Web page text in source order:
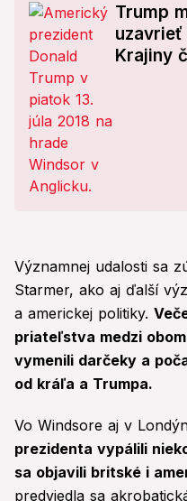
Trump
Krajiny
Významnej udalosti sa
Starmer, ako aj ďalší
a americkej politiky.
priateľstva medzi
vymenili darčeky a
od kráľa a Trumpa.
Vo Windsore aj v
prezidenta vypálili
sa objavili britské i
predviedla sa